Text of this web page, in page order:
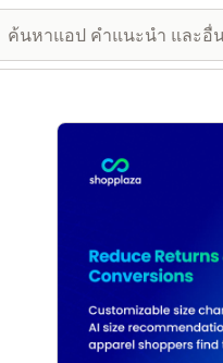
แกลเลอรีรูปภาพที่แสดง